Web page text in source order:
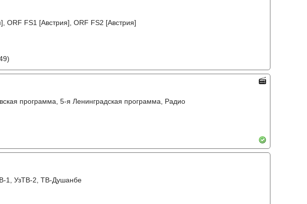
ORF FS1 [Австрия], ORF FS2 [Австрия]
программа, 5-я Ленинградская программа, Радио
1, УзТВ-2, ТВ-Душанбе